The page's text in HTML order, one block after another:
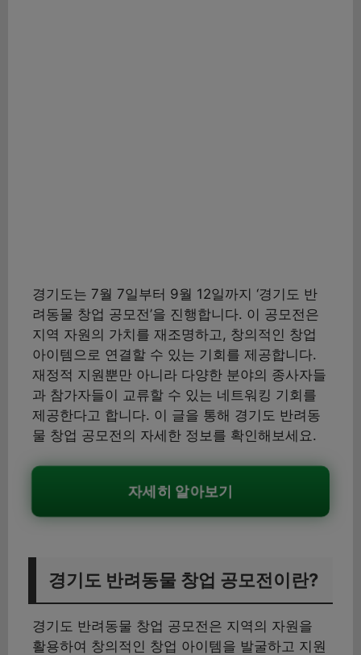
경기도는 7월 7일부터 9월 12일까지 ‘경기도 반
려동물 창업 공모전’을 진행합니다. 이 공모전은
지역 자원의 가치를 재조명하고, 창의적인 창업
아이템으로 연결할 수 있는 기회를 제공합니다.
재정적 지원뿐만 아니라 다양한 분야의 종사자들
과 참가자들이 교류할 수 있는 네트워킹 기회를
제공한다고 합니다. 이 글을 통해 경기도 반려동
물 창업 공모전의 자세한 정보를 확인해보세요.
자세히 알아보기
경기도 반려동물 창업 공모전이란?
경기도 반려동물 창업 공모전은 지역의 자원을
활용하여 창의적인 창업 아이템을 발굴하고 지원